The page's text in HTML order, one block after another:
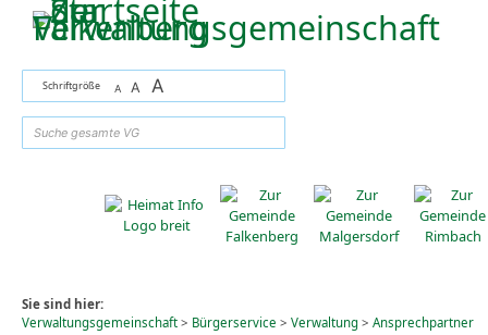
Zum Inhalt,zur Navigationoder
Schriftgröße A A A
Sie sind hier:
Verwaltungsgemeinschaft> Bürgerservice > Verwaltung> Ansprechpartner